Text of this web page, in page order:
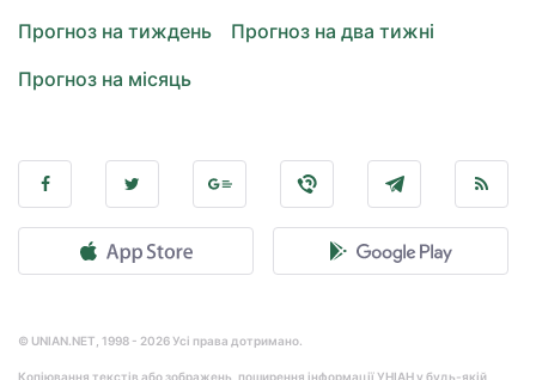
Прогноз на тиждень
Прогноз на два тижні
Прогноз на місяць
© UNIAN.NET, 1998 - 2026 Усі права дотримано.
Копіювання текстів або зображень, поширення інформації УНІАН у будь-якій